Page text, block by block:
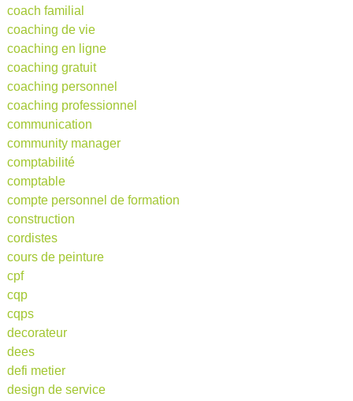
coach familial
coaching de vie
coaching en ligne
coaching gratuit
coaching personnel
coaching professionnel
communication
community manager
comptabilité
comptable
compte personnel de formation
construction
cordistes
cours de peinture
cpf
cqp
cqps
decorateur
dees
defi metier
design de service